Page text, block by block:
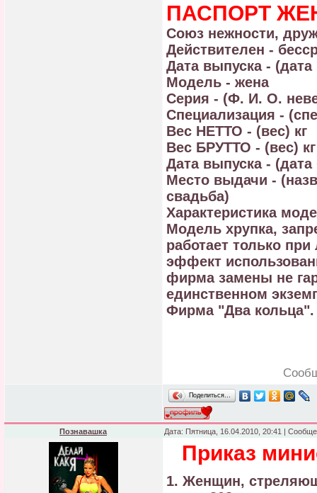
ПАСПОРТ
Союз нежности,
Действителен -
Дата выпуска -
Модель - жена
Серия - (Ф. И. О.
Специализация -
Вес НЕТТО - (вес) кг
Вес БРУТТО - (вес) кг
Дата выпуска - (дата
Место выдачи -
свадьба)
Характеристика
Модель хрупка,
работает только
эффект
фирма замены не
единственном
Фирма "Два кольца".
Поделиться…
Познавашка Дата: Пятница, 16.04.2010, 20:41 |
Приказ
1. Женщин,